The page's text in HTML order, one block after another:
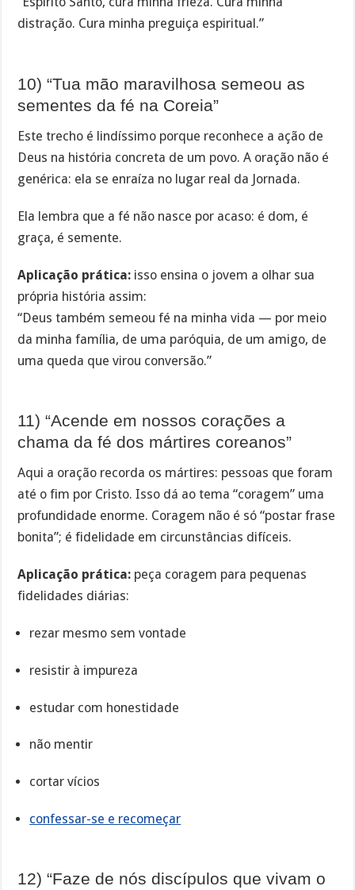
distração. Cura minha preguiça espiritual.”
10) “Tua mão maravilhosa semeou as
sementes da fé na Coreia”
Este trecho é lindíssimo porque reconhece a ação de
Deus na história concreta de um povo. A oração não é
genérica: ela se enraíza no lugar real da Jornada.
Ela lembra que a fé não nasce por acaso: é dom, é
graça, é semente.
Aplicação prática: isso ensina o jovem a olhar sua
própria história assim:
“Deus também semeou fé na minha vida — por meio
da minha família, de uma paróquia, de um amigo, de
uma queda que virou conversão.”
11) “Acende em nossos corações a
chama da fé dos mártires coreanos”
Aqui a oração recorda os mártires: pessoas que foram
até o fim por Cristo. Isso dá ao tema “coragem” uma
profundidade enorme. Coragem não é só “postar frase
bonita”; é fidelidade em circunstâncias difíceis.
Aplicação prática: peça coragem para pequenas
fidelidades diárias:
rezar mesmo sem vontade
resistir à impureza
estudar com honestidade
não mentir
cortar vícios
confessar-se e recomeçar
12) “Faze de nós discípulos que vivam o